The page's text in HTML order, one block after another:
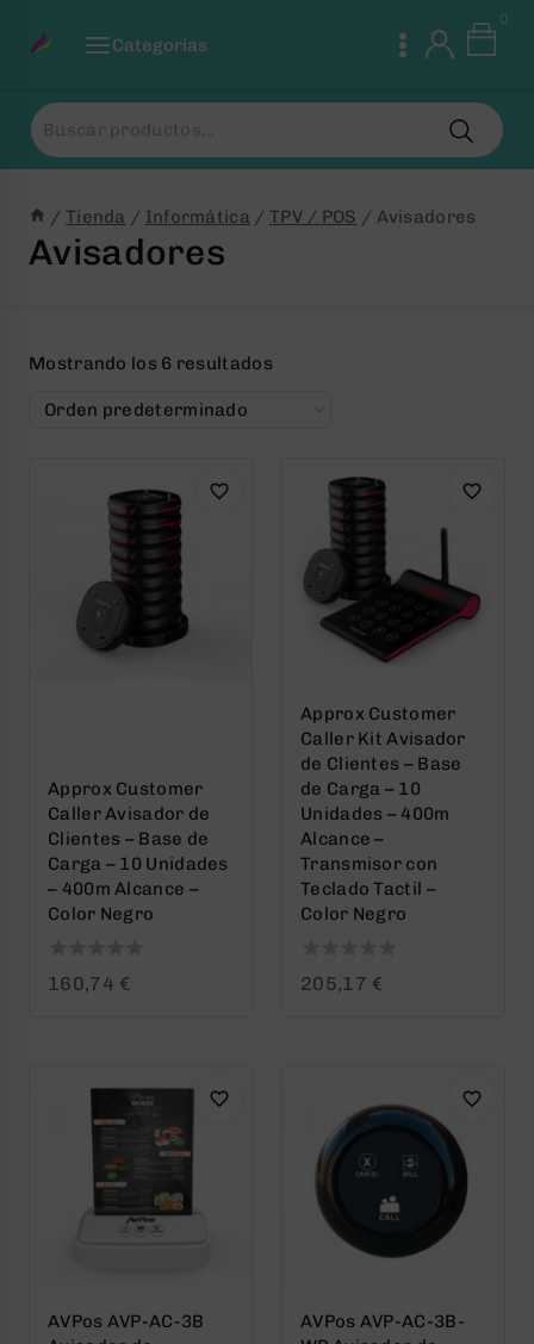
Categorias
0
Buscar
por:
/ Tienda / Informática / TPV / POS / Avisadores
Avisadores
Mostrando los 6 resultados
Approx Customer
Caller Avisador de
Clientes – Base de
Carga – 10 Unidades
– 400m Alcance –
Color Negro
0160,74 €
Approx Customer
Caller Kit Avisador
de Clientes – Base
de Carga – 10
Unidades – 400m
Alcance –
Transmisor con
Teclado Tactil –
Color Negro
0
205,17 €
AVPos AVP-AC-3B
AVPos AVP-AC-3B-